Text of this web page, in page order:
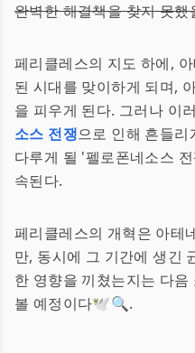
완벽한 해결책을 찾지 못했
페리클레스의 지도 하에,
된 시대를 맞이하게 되며,
을 피우게 된다. 그러나 이
소스 전쟁으로 인해 흔들
다루게 될 '펠로폰네소스
속된다.
페리클레스의 개혁은 아테
만, 동시에 그 기간에 생긴
한 영향을 끼쳤는지는 다
볼 예정이다🕊️🔍.